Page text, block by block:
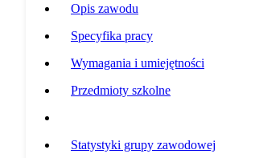
Opis zawodu
Specyfika pracy
Wymagania i umiejętności
Przedmioty szkolne
Statystyki grupy zawodowej